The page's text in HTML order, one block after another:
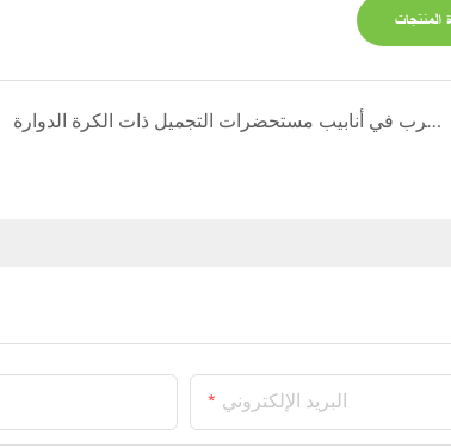
المنتجات
إتقان العناية الفائقة بالجسم: الحل الأمثل لمشكلة التسرب في أنابيب مستحضرات التجميل ذات الكرة الدوارة
البريد الإلكتروني